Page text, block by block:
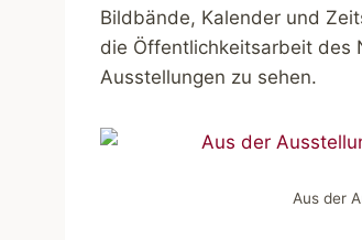
Bildbände, Kalender und
die Öffentlichkeitsarbeit des
Ausstellungen zu sehen.
Aus der